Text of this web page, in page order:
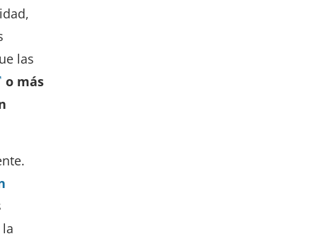
las
o más